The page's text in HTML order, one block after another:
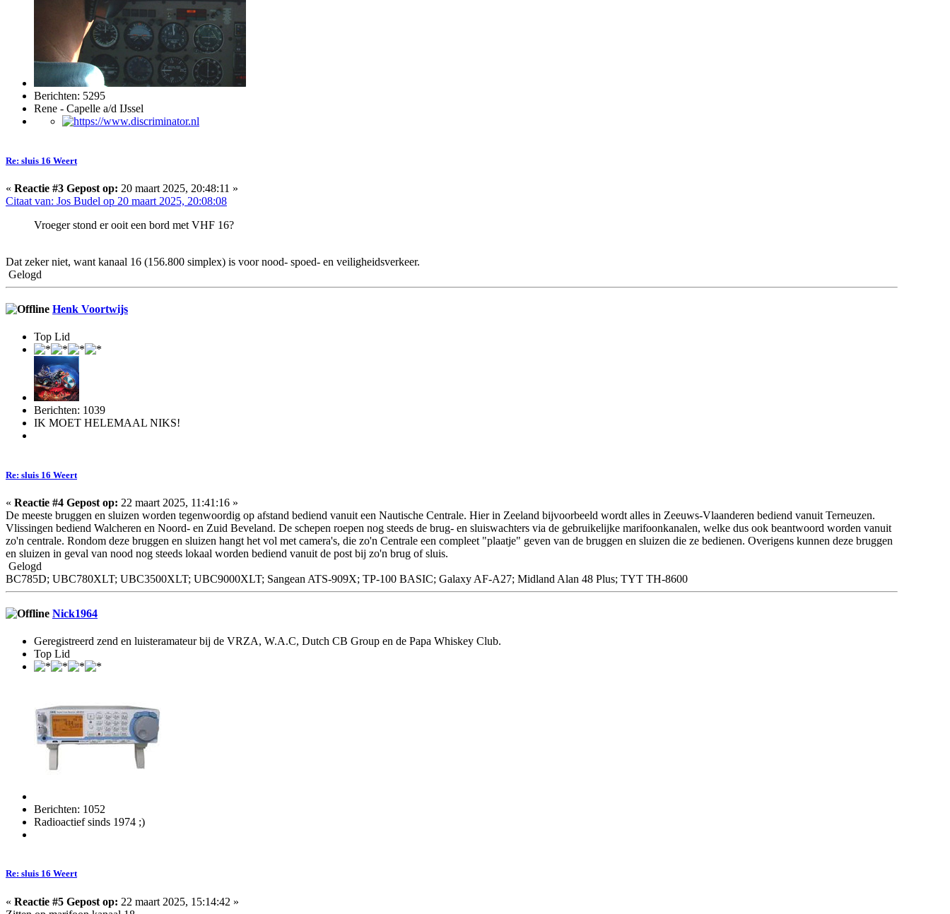
Berichten: 5295
Rene - Capelle a/d IJssel
Re: sluis 16 Weert
« Reactie #3 Gepost op: 20 maart 2025, 20:48:11 »
Citaat van: Jos Budel op 20 maart 2025, 20:08:08
Vroeger stond er ooit een bord met VHF 16?
Dat zeker niet, want kanaal 16 (156.800 simplex) is voor nood- spoed- en veiligheidsverkeer.
Gelogd
Henk Voortwijs
Top Lid
Berichten: 1039
IK MOET HELEMAAL NIKS!
Re: sluis 16 Weert
« Reactie #4 Gepost op: 22 maart 2025, 11:41:16 »
De meeste bruggen en sluizen worden tegenwoordig op afstand bediend vanuit een Nautische Centrale. Hier in Zeeland bijvoorbeeld wordt alles in Zeeuws-Vlaanderen bediend vanuit Terneuzen.
Vlissingen bediend Walcheren en Noord- en Zuid Beveland. De schepen roepen nog steeds de brug- en sluiswachters via de gebruikelijke marifoonkanalen, welke dus ook beantwoord worden vanuit
zo'n centrale. Rondom deze bruggen en sluizen hangt het vol met camera's, die zo'n Centrale een compleet "plaatje" geven van de bruggen en sluizen die ze bedienen. Overigens kunnen deze bruggen
en sluizen in geval van nood nog steeds lokaal worden bediend vanuit de post bij zo'n brug of sluis.
Gelogd
BC785D; UBC780XLT; UBC3500XLT; UBC9000XLT; Sangean ATS-909X; TP-100 BASIC; Galaxy AF-A27; Midland Alan 48 Plus; TYT TH-8600
Nick1964
Geregistreerd zend en luisteramateur bij de VRZA, W.A.C, Dutch CB Group en de Papa Whiskey Club.
Top Lid
Berichten: 1052
Radioactief sinds 1974 ;)
Re: sluis 16 Weert
« Reactie #5 Gepost op: 22 maart 2025, 15:14:42 »